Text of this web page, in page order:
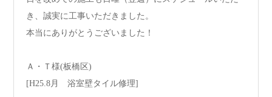
き、誠実に工事いただきました。
本当にありがとうございました！
Ａ・Ｔ様(板橋区)
[H25.8月 浴室壁タイル修理]